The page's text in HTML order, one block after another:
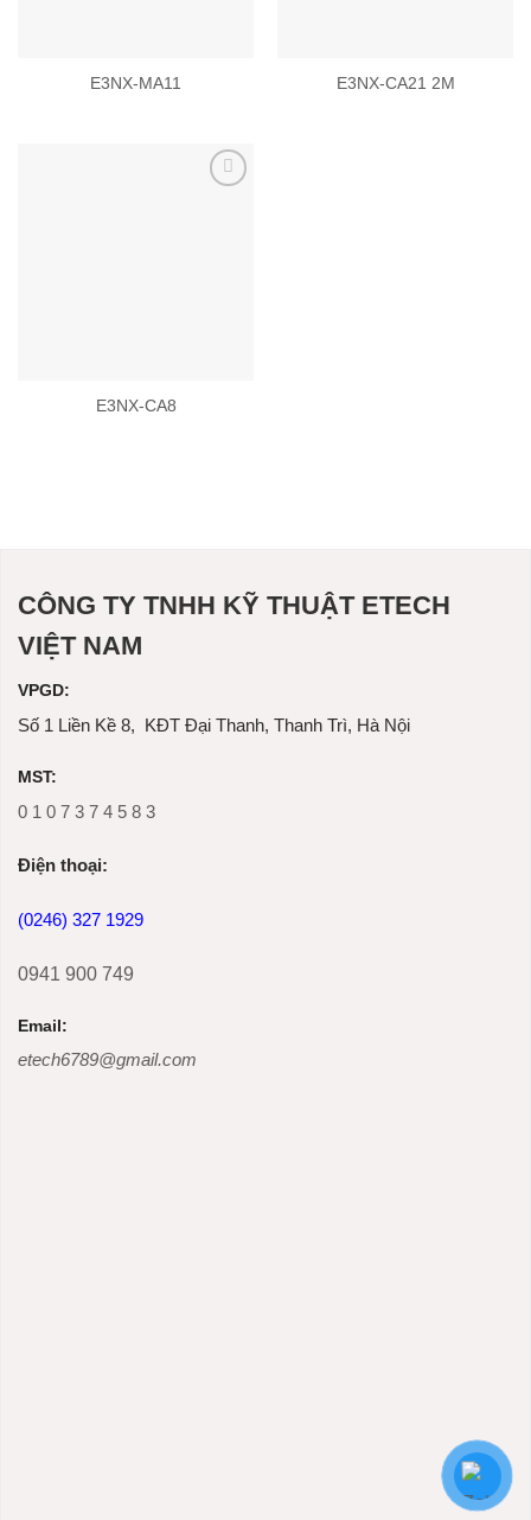
E3NX-MA11 E3NX-CA21 2M
E3NX-CA8
CÔNG TY TNHH KỸ THUẬT ETECH
VIỆT NAM
VPGD:
Số 1 Liền Kề 8, KĐT Đại Thanh, Thanh Trì, Hà Nội
MST:
0 1 0 7 3 7 4 5 8 3
Ðiện thoại:
(0246) 327 1929
0941 900 749
Email:
etech6789@gmail.com